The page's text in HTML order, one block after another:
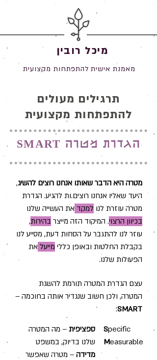
מיכל רובין
מאמנת אישית להתפתחות מקצועית
תרגילים מעולים
להתפתחות מקצועית
הגדרת מטרה SMART
מטרה היא הדבר שאותו אנחנו רוצים להשיג,
היעד שאליו אנחנו רוצים.ות להגיע. הגדרת
מטרה עוזרת לנו למקד את העשייה שלנו
בכיוון הרצוי. המיקוד הזה מייצר בהירות,
עוזר לנו להתגבר על הסחות דעת, מסייע לנו
בקבלת החלטות ובאופן כללי מייעל את
הפעולות שלנו.
עצם הגדרת המטרה תורמת להשגת
המטרה, ולכן חשוב שנגדיר אותה בחוכמה –
SMART
:
ספציפית – מה המטרה
שלנו בדיוק, במשפט
מדידה – מטרה שאפשר
Specific
Measurable